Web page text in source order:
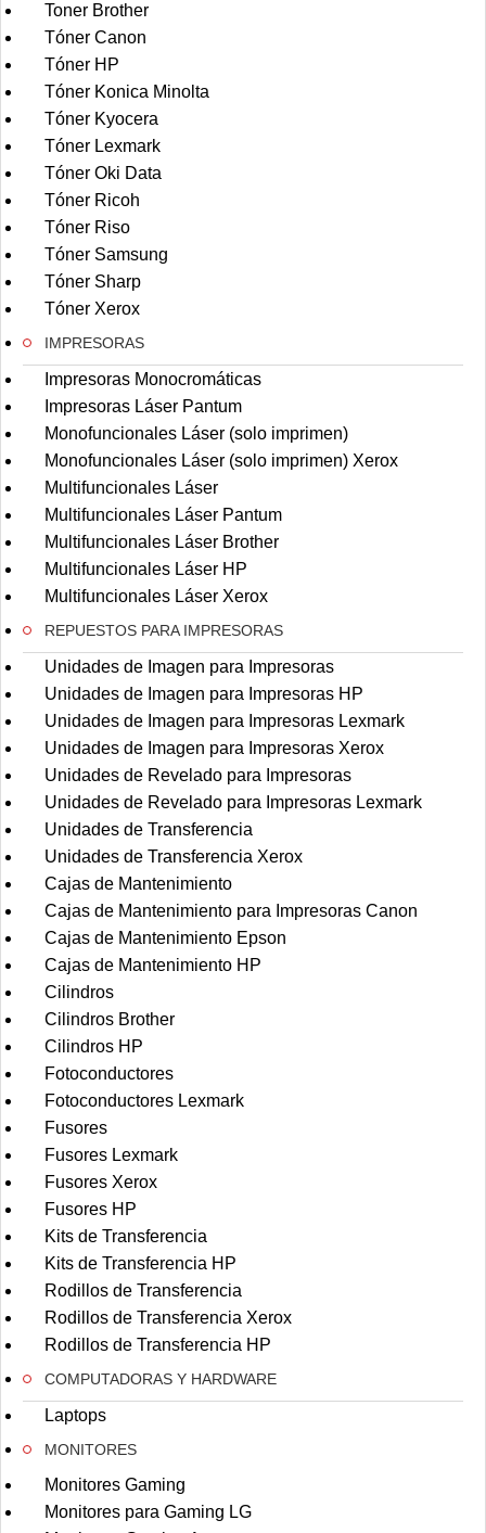
Toner Brother
Tóner Canon
Tóner HP
Tóner Konica Minolta
Tóner Kyocera
Tóner Lexmark
Tóner Oki Data
Tóner Ricoh
Tóner Riso
Tóner Samsung
Tóner Sharp
Tóner Xerox
IMPRESORAS
Impresoras Monocromáticas
Impresoras Láser Pantum
Monofuncionales Láser (solo imprimen)
Monofuncionales Láser (solo imprimen) Xerox
Multifuncionales Láser
Multifuncionales Láser Pantum
Multifuncionales Láser Brother
Multifuncionales Láser HP
Multifuncionales Láser Xerox
REPUESTOS PARA IMPRESORAS
Unidades de Imagen para Impresoras
Unidades de Imagen para Impresoras HP
Unidades de Imagen para Impresoras Lexmark
Unidades de Imagen para Impresoras Xerox
Unidades de Revelado para Impresoras
Unidades de Revelado para Impresoras Lexmark
Unidades de Transferencia
Unidades de Transferencia Xerox
Cajas de Mantenimiento
Cajas de Mantenimiento para Impresoras Canon
Cajas de Mantenimiento Epson
Cajas de Mantenimiento HP
Cilindros
Cilindros Brother
Cilindros HP
Fotoconductores
Fotoconductores Lexmark
Fusores
Fusores Lexmark
Fusores Xerox
Fusores HP
Kits de Transferencia
Kits de Transferencia HP
Rodillos de Transferencia
Rodillos de Transferencia Xerox
Rodillos de Transferencia HP
COMPUTADORAS Y HARDWARE
Laptops
MONITORES
Monitores Gaming
Monitores para Gaming LG